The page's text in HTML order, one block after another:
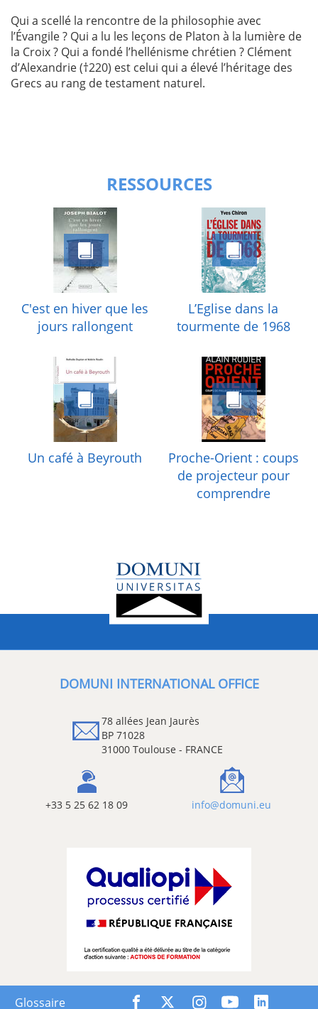
Qui a scellé la rencontre de la philosophie avec
l’Évangile ? Qui a lu les leçons de Platon à la lumière de
la Croix ? Qui a fondé l’hellénisme chrétien ? Clément
d’Alexandrie (†220) est celui qui a élevé l’héritage des
Grecs au rang de testament naturel.
RESSOURCES
C'est en hiver que les
jours rallongent
L’Eglise dans la
tourmente de 1968
Un café à Beyrouth
Proche-Orient : coups
de projecteur pour
comprendre
DOMUNI INTERNATIONAL OFFICE
78 allées Jean Jaurès
BP 71028
31000 Toulouse - FRANCE
+33 5 25 62 18 09 info@domuni.eu
Glossaire